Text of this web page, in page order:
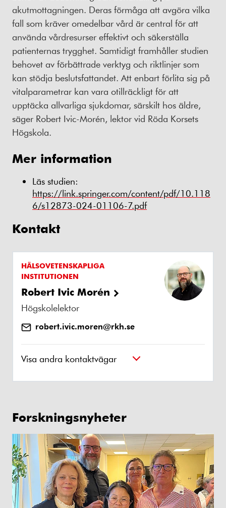
akutmottagningen. Deras förmåga att avgöra vilka
fall som kräver omedelbar vård är central för att
använda vårdresurser effektivt och säkerställa
patienternas trygghet. Samtidigt framhåller studien
behovet av förbättrade verktyg och riktlinjer som
kan stödja beslutsfattandet. Att enbart förlita sig på
vitalparametrar kan vara otillräckligt för att
upptäcka allvarliga sjukdomar, särskilt hos äldre,
säger Robert Ivic-Morén, lektor vid Röda Korsets
Högskola.
Mer information
Läs studien:
https://link.springer.com/content/pdf/10.118
6/s12873-024-01106-7.pdf
Kontakt
HÄLSOVETENSKAPLIGA
INSTITUTIONEN
Robert Ivic Morén
Högskolelektor
robert.ivic.moren@rkh.se
Visa andra kontaktvägar
Forskningsnyheter